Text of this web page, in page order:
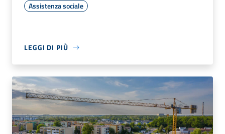
Assistenza sociale
LEGGI DI PIÙ